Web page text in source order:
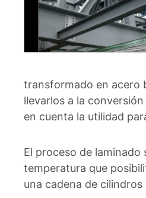
transformado en acero
llevarlos a la
en cuenta la utilidad
El proceso de
temperatura que
una cadena de